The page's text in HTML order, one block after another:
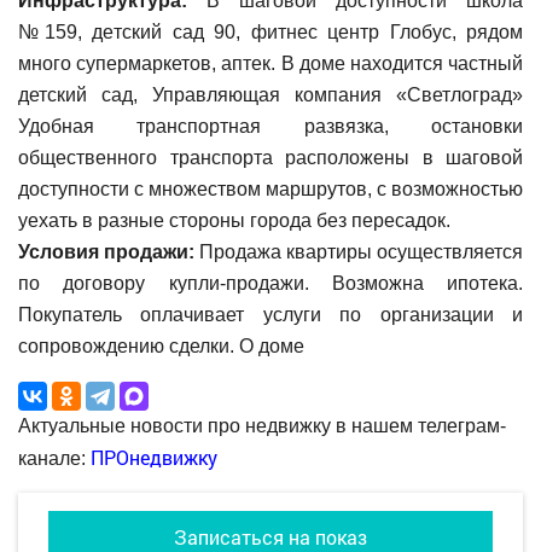
№159, дeтский сад 90, фитнес центр Глобус, рядом
много супермаркетов, аптек. В доме находится частный
детский сад, Управляющая компания «Светлоград»
Удобная транспортная развязка, остановки
общественного транспорта расположены в шаговой
доступности с множеством маршрутов, с возможностью
уехать в разные стороны города без пересадок.
Условия продажи: Продажа квартиры осуществляется
по договору купли-продажи. Возможна ипотека.
Покупатель оплачивает услуги по организации и
сопровождению сделки. О доме
Актуальные новости про недвижку в нашем телеграм-
канале: ПРОнедвижку
Записаться на показ